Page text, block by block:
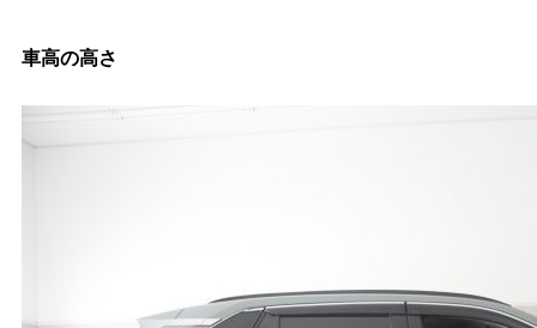
車高の高さ